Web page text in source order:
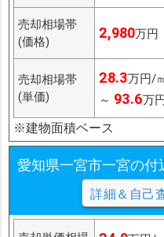
売却相場帯
(価格)
2,980万円
売却相場帯
(単価)
28.3万円/
～ 93.6万
※建物面積ベース
愛知県一宮市一宮の付
詳細＆自己